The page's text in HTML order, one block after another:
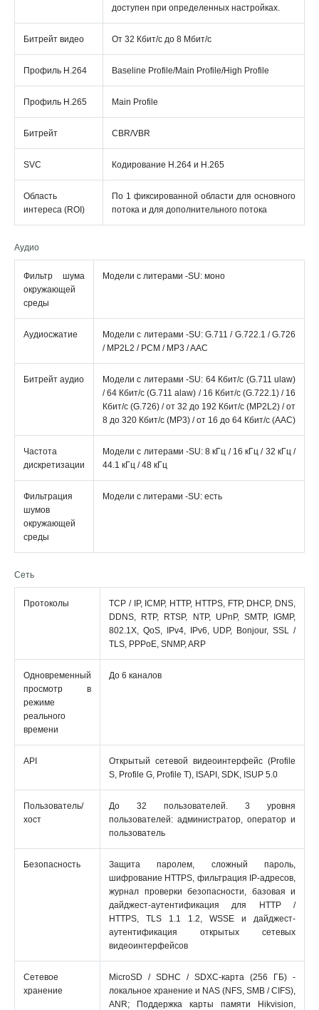
доступен при определенных настройках.
Битрейт видео От 32 Кбит/с до 8 Мбит/с
Профиль H.264 Baseline Profile/Main Profile/High Profile
Профиль H.265 Main Profile
Битрейт CBR/VBR
SVC Кодирование H.264 и H.265
Область
интереса (ROI)
По 1 фиксированной области для основного
потока и для дополнительного потока
Аудио
Фильтр шума
окружающей
среды
Модели с литерами -SU: моно
Аудиосжатие
Модели с литерами -SU: G.711 / G.722.1 / G.726
/ MP2L2 / PCM / MP3 / AAC
Битрейт аудио
Модели с литерами -SU: 64 Кбит/с (G.711 ulaw)
/ 64 Кбит/с (G.711 alaw) / 16 Кбит/с (G.722.1) / 16
Кбит/с (G.726) / от 32 до 192 Кбит/с (MP2L2) / от
8 до 320 Кбит/с (MP3) / от 16 до 64 Кбит/с (AAC)
Частота
дискретизации
Модели с литерами -SU: 8 кГц / 16 кГц / 32 кГц /
44.1 кГц / 48 кГц
Фильтрация
шумов
окружающей
среды
Модели с литерами -SU: есть
Сеть
Протоколы
TCP / IP, ICMP, HTTP, HTTPS, FTP, DHCP, DNS,
DDNS, RTP, RTSP, NTP, UPnP, SMTP, IGMP,
802.1X, QoS, IPv4, IPv6, UDP, Bonjour, SSL /
TLS, PPPoE, SNMP, ARP
Одновременный
просмотр в
режиме
реального
времени
До 6 каналов
API
Открытый сетевой видеоинтерфейс (Profile
S, Profile G, Profile T), ISAPI, SDK, ISUP 5.0
Пользователь/
хост
До 32 пользователей. 3 уровня
пользователей: администратор, оператор и
пользователь
Безопасность
Защита паролем, сложный пароль,
шифрование HTTPS, фильтрация IP-адресов,
журнал проверки безопасности, базовая и
дайджест-аутентификация для HTTP /
HTTPS, TLS 1.1 1.2, WSSE и дайджест-
аутентификация открытых сетевых
видеоинтерфейсов
Сетевое
хранение
MicroSD / SDHC / SDXC-карта (256 ГБ) -
локальное хранение и NAS (NFS, SMB / CIFS),
ANR; Поддержка карты памяти Hikvision,